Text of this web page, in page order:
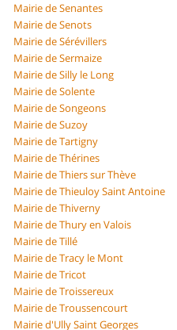
Mairie de Senantes
Mairie de Senots
Mairie de Sérévillers
Mairie de Sermaize
Mairie de Silly le Long
Mairie de Solente
Mairie de Songeons
Mairie de Suzoy
Mairie de Tartigny
Mairie de Thérines
Mairie de Thiers sur Thève
Mairie de Thieuloy Saint Antoine
Mairie de Thiverny
Mairie de Thury en Valois
Mairie de Tillé
Mairie de Tracy le Mont
Mairie de Tricot
Mairie de Troissereux
Mairie de Troussencourt
Mairie d'Ully Saint Georges